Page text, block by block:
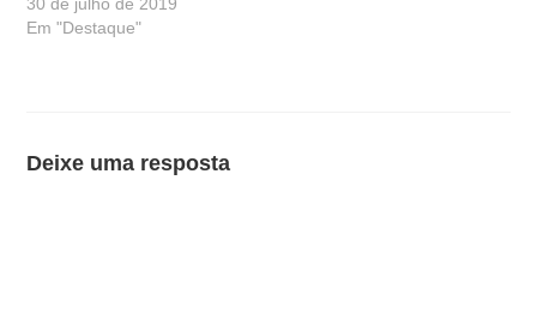
Em "Destaque"
Deixe uma resposta